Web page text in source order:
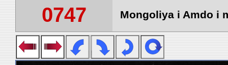
0747 Mongoliya i Amdo i